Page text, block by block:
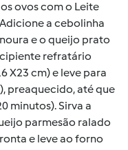
ovos com o Leite
Adicione a cebolinha
e o queijo prato
refratário
X23 cm) e leve para
preaquecido, até que
minutos). Sirva a
parmesão ralado
e leve ao forno